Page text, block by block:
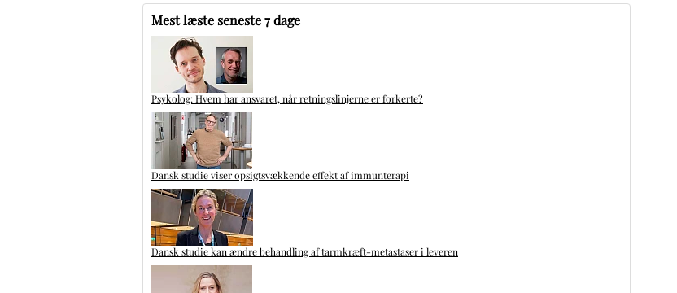
Mest læste seneste 7 dage
Psykolog: Hvem har ansvaret, når retningslinjerne er forkerte?
Dansk studie viser opsigtsvækkende effekt af immunterapi
Dansk studie kan ændre behandling af tarmkræft-metastaser i leveren